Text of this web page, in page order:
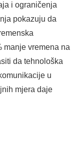
i ograničenja
pokazuju da
manje vremena na
da tehnološka
u
mjera daje